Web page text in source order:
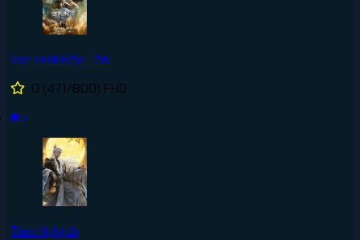
Vạn Giới Độc Tôn
0 (471/800) FHD
#5
Tiên Nghịch